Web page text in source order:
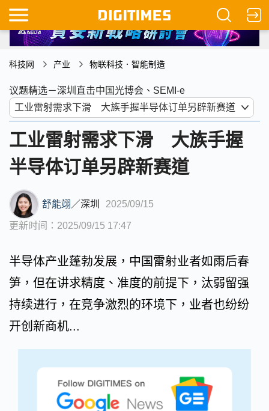
科技网 产业 物联科技．智能制造
议题精选－深圳直击中国光博会、SEMI-e
工业雷射需求下滑 大族手握
半导体订单另辟新赛道
舒能翊 ／深圳 2025/09/15
更新时间：2025/09/15 17:47
半导体产业蓬勃发展，中国雷射业者如雨后春
笋，但在讲求精度、准度的前提下，汰弱留强
持续进行，在竞争激烈的环境下，业者也纷纷
开创新商机...